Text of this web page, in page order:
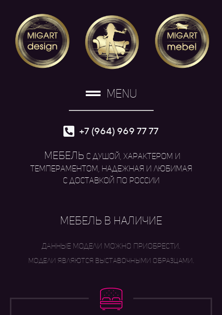
MENU
+7 (964) 969 77 77
МЕБЕЛЬ с душой, характером и
темпераментом, надежная и любимая
с доставкой по России
МЕБЕЛЬ В НАЛИЧИЕ
Данные модели можно приобрести.
модели являются выставочными образцами.